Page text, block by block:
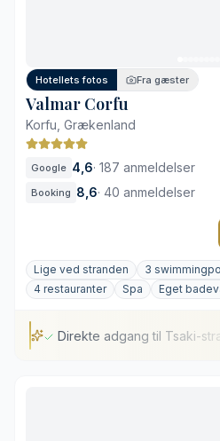
Hotellets fotos Fra gæster
Valmar Corfu
Korfu, Grækenland
Google 4,6· 187 anmeldelser
Booking 8,6· 40 anmeldelser
Lige ved stranden 3
4 restauranter
Spa Eget
Direkte adgang til Tsaki-